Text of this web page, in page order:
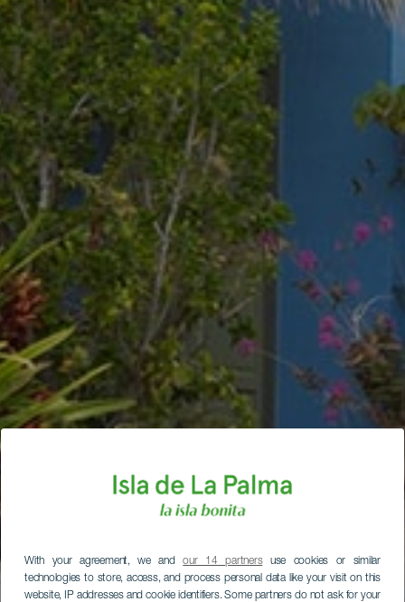
With your agreement, we andour 14 partnersuse cookies or similar
technologies to store, access, and process personal data like your visit on this
website, IP addresses and cookie identifiers. Some partners do not ask for your